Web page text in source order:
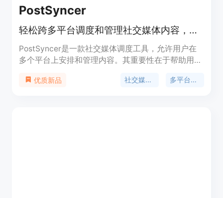
PostSyncer
轻松跨多平台调度和管理社交媒体内容，功能强大且价格实惠
PostSyncer是一款社交媒体调度工具，允许用户在
多个平台上安排和管理内容。其重要性在于帮助用户
主要优点包括支持多平台发布、可创建AI视频和图
优质新品 社交媒体调度 多平台管理